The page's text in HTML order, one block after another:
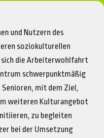
und Nutzern des
soziokulturellen
sich die Arbeiterwohlfahrt
schwerpunktmäßig
Senioren, mit dem Ziel,
weiteren Kulturangebot
zu begleiten
bei der Umsetzung